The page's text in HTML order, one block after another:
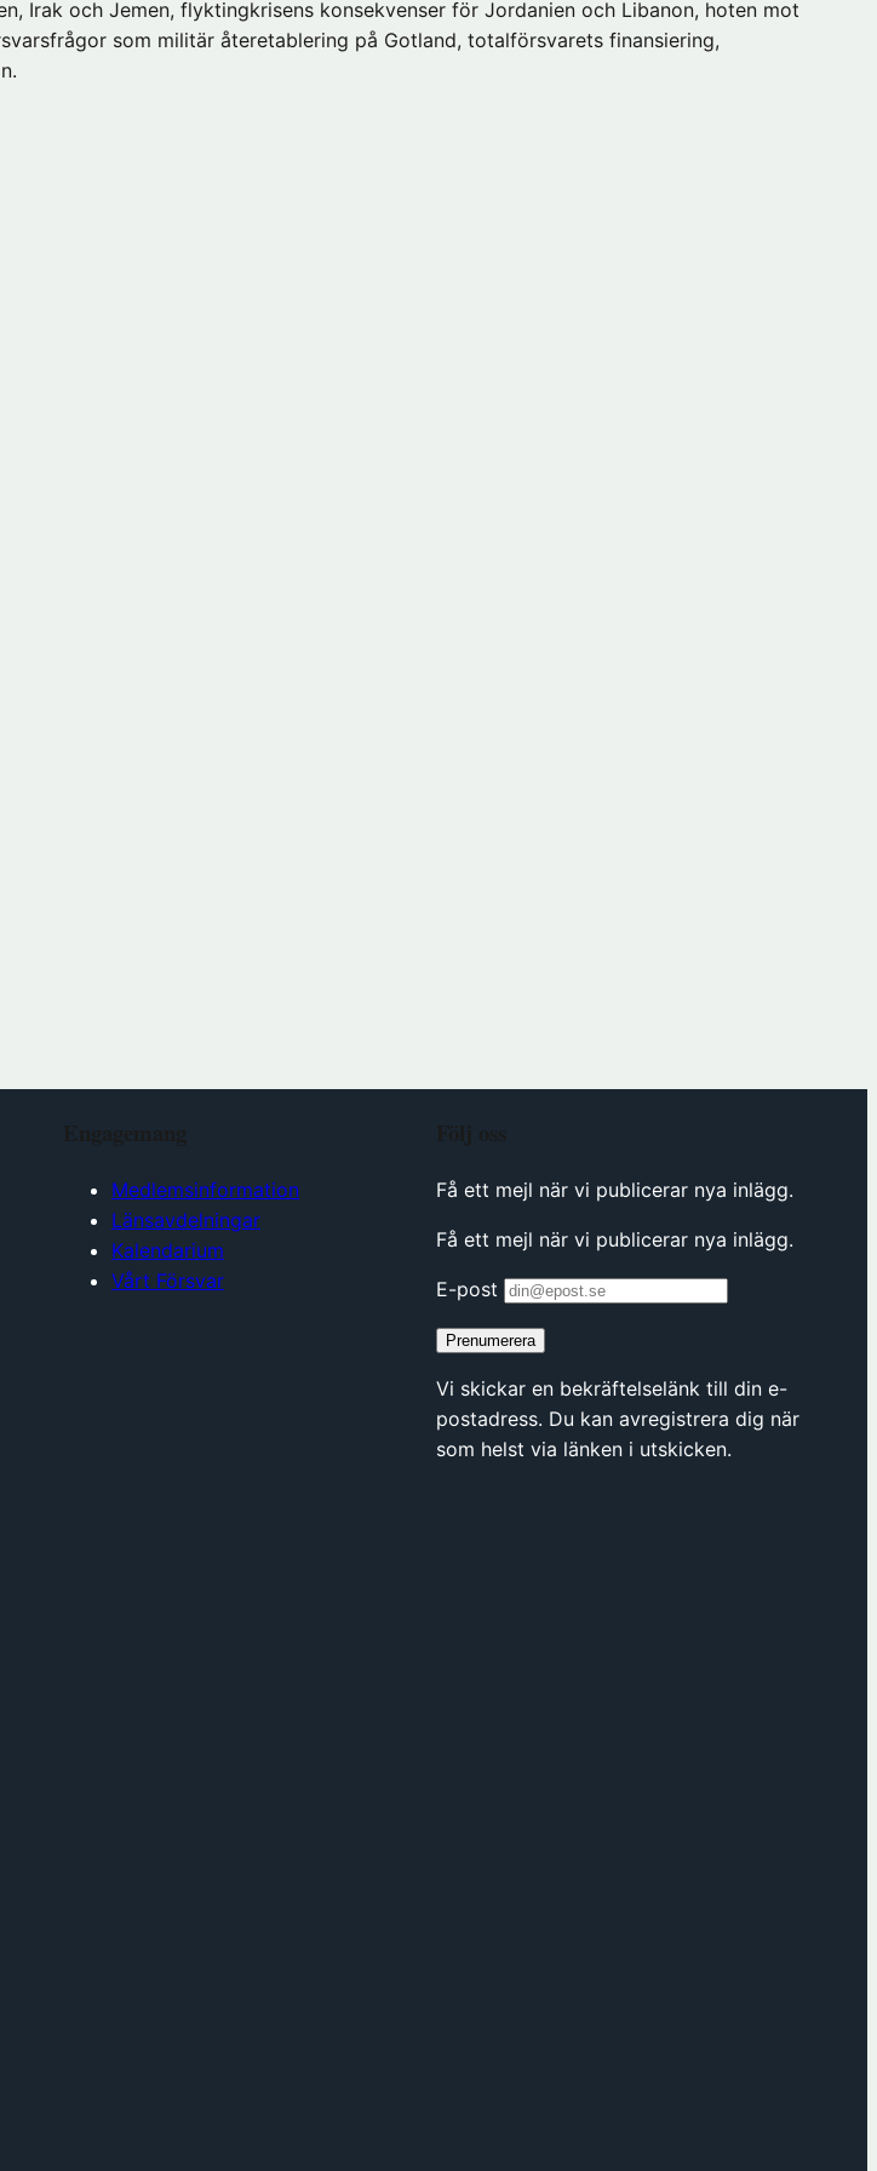
Irak och Jemen, flyktingkrisens konsekvenser för Jordanien och Libanon, hoten mot
som militär återetablering på Gotland, totalförsvarets finansiering,
Medlemsinformation
Länsavdelningar
Kalendarium
Vårt Försvar
Få ett mejl när vi publicerar nya inlägg.
Få ett mejl när vi publicerar nya inlägg.
E-post
Prenumerera
Vi skickar en bekräftelselänk till din e-
postadress. Du kan avregistrera dig när
som helst via länken i utskicken.